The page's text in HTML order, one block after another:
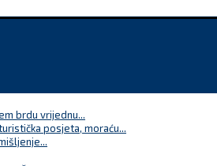
brdu vrijednu...
posjeta, moraću...